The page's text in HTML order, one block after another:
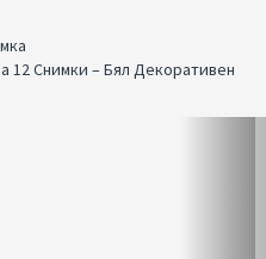
12 Снимки – Бял Декоративен